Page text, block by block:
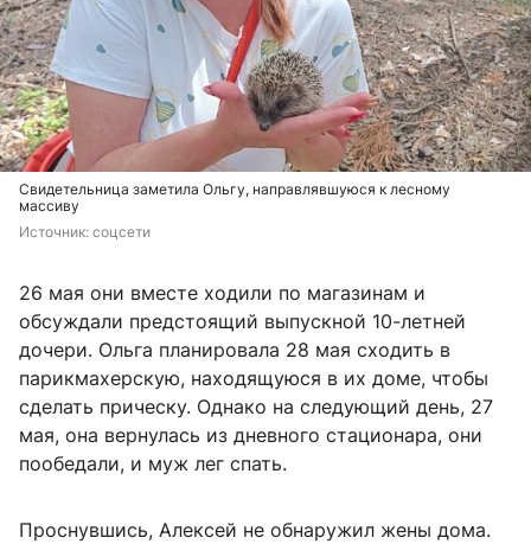
Свидетельница заметила Ольгу, направлявшуюся к лесному
массиву
Источник: соцсети
26 мая они вместе ходили по магазинам и
обсуждали предстоящий выпускной 10-летней
дочери. Ольга планировала 28 мая сходить в
парикмахерскую, находящуюся в их доме, чтобы
сделать прическу. Однако на следующий день, 27
мая, она вернулась из дневного стационара, они
пообедали, и муж лег спать.
Проснувшись, Алексей не обнаружил жены дома.